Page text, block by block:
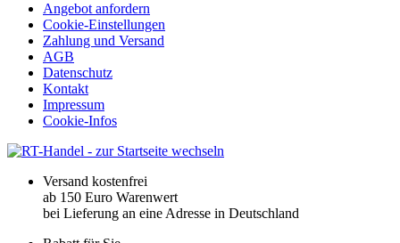
Angebot anfordern
Cookie-Einstellungen
Zahlung und Versand
AGB
Datenschutz
Kontakt
Impressum
Cookie-Infos
Versand kostenfrei
ab 150 Euro Warenwert
bei Lieferung an eine Adresse in Deutschland